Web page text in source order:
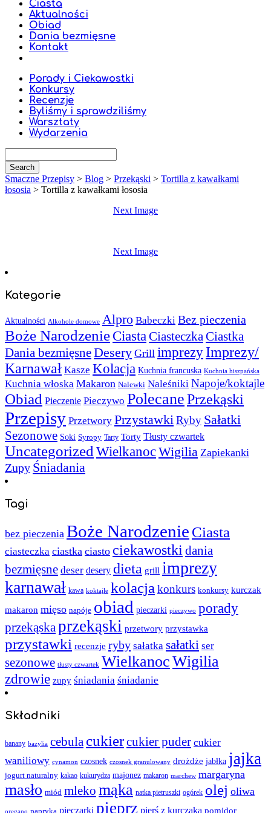
Ciasta
Aktualności
Obiad
Dania bezmięsne
Kontakt
Porady i Ciekawostki
Konkursy
Recenzje
Byliśmy i sprawdziliśmy
Warsztaty
Wydarzenia
Smaczne Przepisy > Blog > Przekąski > Tortilla z kawałkami
łososia > Tortilla z kawałkami łososia
Next Image
Next Image
Kategorie
Aktualności Alkohole domowe Alpro Babeczki Bez pieczenia
Boże NarodzenieCiastaCiasteczkaCiastka
Dania bezmięsneDesery Grill imprezy Imprezy/
Karnawał Kasze Kolacja Kuchnia francuska Kuchnia hiszpańska
Kuchnia włoska Makaron Nalewki Naleśniki Napoje/koktajle
Obiad Pieczenie Pieczywo PolecanePrzekąski
Przepisy Przetwory PrzystawkiRyby Sałatki
Sezonowe Soki Syropy Tarty Torty Tłusty czwartek
UncategorizedWielkanocWigilia Zapiekanki
Zupy Śniadania
Tagi
bez pieczenia Boże Narodzenie Ciasta
ciasteczka ciastka ciasto ciekawostki dania
bezmięsne deser desery dieta grill imprezy
karnawał kawa koktajle kolacja konkurs konkursy kurczak
makaron mięso napóje obiad pieczarki pieczywo porady
przekąskaprzekąski przetwory przystawka
przystawki recenzje ryby sałatka sałatki ser
sezonowe tłusty czwartek WielkanocWigilia
zdrowie zupy śniadania śniadanie
Składniki
banany bazylia cebula cukiercukier puder cukier
waniliowy cynamon czosnek czosnek granulowany drożdże jabłka jajka
jogurt naturalny kakao kukurydza majonez makaron marchew margaryna
masło miód mleko mąka natka pietruszki ogórek olej oliwa
oregano papryka pieczarki pieprz pierś z kurczaka pomidor